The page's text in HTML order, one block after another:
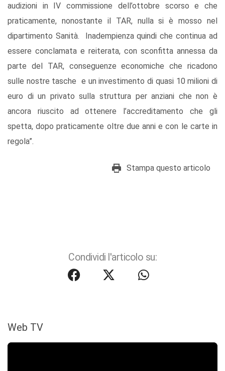
audizioni in IV commissione dell’ottobre scorso e che
praticamente, nonostante il TAR, nulla si è mosso nel
dipartimento Sanità. Inadempienza quindi che continua ad
essere conclamata e reiterata, con sconfitta annessa da
parte del TAR, conseguenze economiche che ricadono
sulle nostre tasche e un investimento di quasi 10 milioni di
euro di un privato sulla struttura per anziani che non è
ancora riuscito ad ottenere l’accreditamento che gli
spetta, dopo praticamente oltre due anni e con le carte in
regola”.
Stampa questo articolo
Condividi l'articolo su:
Web TV